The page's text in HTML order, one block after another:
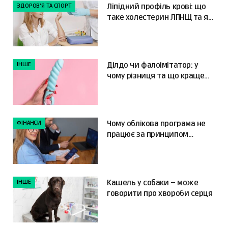
ЗДОРОВ'Я ТА СПОРТ
Ліпідний профіль крові: що
таке холестерин ЛПНЩ та як
ІНШЕ
Ділдо чи фалоімітатор: у
чому різниця та що краще
ФІНАНСИ
Чому облікова програма не
працює за принципом
ІНШЕ
Кашель у собаки – може
говорити про хвороби серця